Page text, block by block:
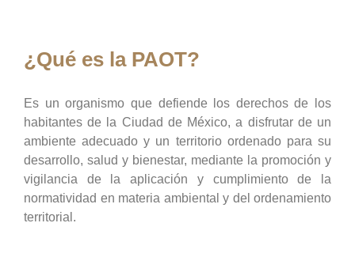
¿Qué es la PAOT?
Es un organismo que defiende los derechos de los
habitantes de la Ciudad de México, a disfrutar de un
ambiente adecuado y un territorio ordenado para su
desarrollo, salud y bienestar, mediante la promoción y
vigilancia de la aplicación y cumplimiento de la
normatividad en materia ambiental y del ordenamiento
territorial.